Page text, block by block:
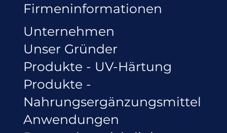
Firmeninformationen
Unternehmen
Unser Gründer
Produkte - UV-Härtung
Produkte -
Nahrungsergänzungsmittel
Anwendungen